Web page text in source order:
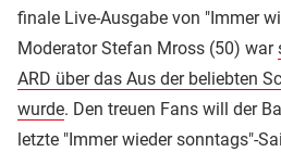
finale Live-Ausgabe von "Immer
Moderator Stefan Mross (50) war
ARD über das Aus der beliebten
wurde. Den treuen Fans will der
letzte "Immer wieder sonntags"-